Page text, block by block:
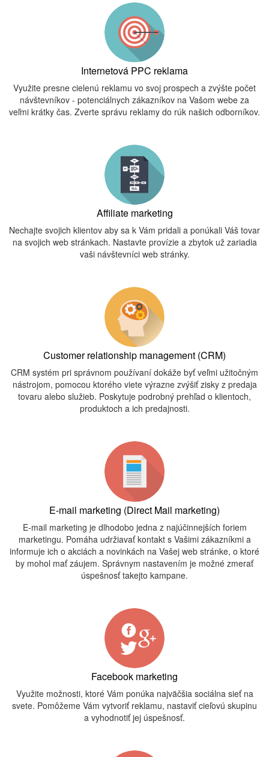
Internetová PPC reklama
Využite presne cielenú reklamu vo svoj prospech a zvýšte počet
návštevníkov - potenciálnych zákazníkov na Vašom webe za
veľmi krátky čas. Zverte správu reklamy do rúk našich odborníkov.
Affiliate marketing
Nechajte svojich klientov aby sa k Vám pridali a ponúkali Váš tovar
na svojich web stránkach. Nastavte provízie a zbytok už zariadia
vaši návštevníci web stránky.
Customer relationship management (CRM)
CRM systém pri správnom používaní dokáže byť veľmi užitočným
nástrojom, pomocou ktorého viete výrazne zvýšiť zisky z predaja
tovaru alebo služieb. Poskytuje podrobný prehľad o klientoch,
produktoch a ich predajnosti.
E-mail marketing (Direct Mail marketing)
E-mail marketing je dlhodobo jedna z najúčinnejších foriem
marketingu. Pomáha udržiavať kontakt s Vašimi zákazníkmi a
informuje ich o akciách a novinkách na Vašej web stránke, o ktoré
by mohol mať záujem. Správnym nastavením je možné zmerať
úspešnosť takejto kampane.
Facebook marketing
Využite možnosti, ktoré Vám ponúka najväčšia sociálna sieť na
svete. Pomôžeme Vám vytvoriť reklamu, nastaviť cieľovú skupinu
a vyhodnotiť jej úspešnosť.